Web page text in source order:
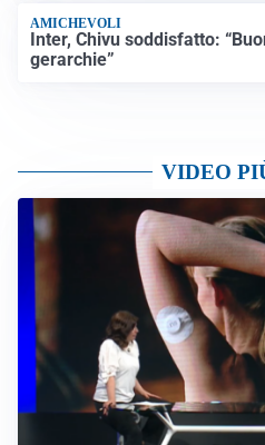
AMICHEVOLI
Inter, Chivu soddisfatto:
gerarchie”
VIDEO